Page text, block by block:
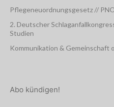
Pflegeneuordnungsgesetz //
2. Deutscher
Studien
Kommunikation & Gemeinschaft
Abo kündigen!